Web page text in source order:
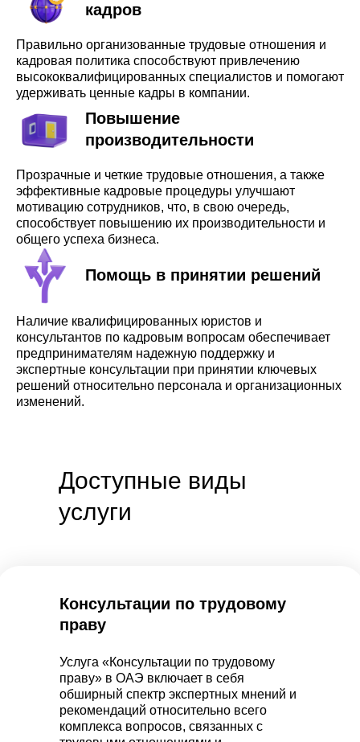
кадров
Правильно организованные трудовые отношения и
кадровая политика способствуют привлечению
высококвалифицированных специалистов и помогают
удерживать ценные кадры в компании.
Повышение
производительности
Прозрачные и четкие трудовые отношения, а также
эффективные кадровые процедуры улучшают
мотивацию сотрудников, что, в свою очередь,
способствует повышению их производительности и
общего успеха бизнеса.
Помощь в принятии решений
Наличие квалифицированных юристов и
консультантов по кадровым вопросам обеспечивает
предпринимателям надежную поддержку и
экспертные консультации при принятии ключевых
решений относительно персонала и организационных
изменений.
Доступные виды
услуги
Услуга «Консультации по трудовому
праву» в ОАЭ включает в себя
обширный спектр экспертных мнений и
рекомендаций относительно всего
комплекса вопросов, связанных с
Консультации по трудовому
праву